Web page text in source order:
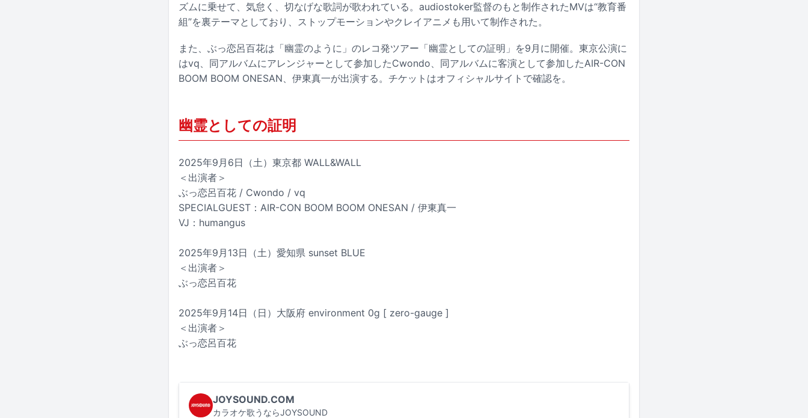
ズムに乗せて、気怠く、切なげな歌詞が歌われている。audiostoker監督のもと制作されたMVは“教育番
組”を裏テーマとしており、ストップモーションやクレイアニメも用いて制作された。
また、ぶっ恋呂百花は「幽霊のように」のレコ発ツアー「幽霊としての証明」を9月に開催。東京公演に
はvq、同アルバムにアレンジャーとして参加したCwondo、同アルバムに客演として参加したAIR-CON
BOOM BOOM ONESAN、伊東真一が出演する。チケットはオフィシャルサイトで確認を。
幽霊としての証明
2025年9月6日（土）東京都 WALL&WALL
＜出演者＞
ぶっ恋呂百花 / Cwondo / vq
SPECIALGUEST：AIR-CON BOOM BOOM ONESAN / 伊東真一
VJ：humangus
2025年9月13日（土）愛知県 sunset BLUE
＜出演者＞
ぶっ恋呂百花
2025年9月14日（日）大阪府 environment 0g [ zero-gauge ]
＜出演者＞
ぶっ恋呂百花
JOYSOUND.COM
カラオケ歌うならJOYSOUND